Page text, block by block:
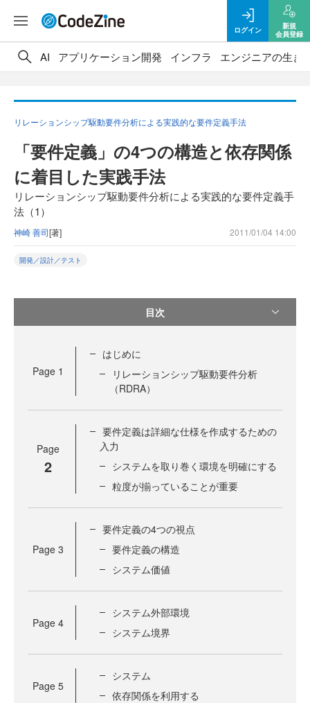
ログイン
新規
会員登録
AI アプリケーション開発 インフラ エンジニアの生き
リレーションシップ駆動要件分析による実践的な要件定義手法
「要件定義」の4つの構造と依存関係
に着目した実践手法
リレーションシップ駆動要件分析による実践的な要件定義手
法（1）
神崎 善司[著] 2011/01/04 14:00
開発／設計／テスト
目次
Page 1
はじめに
リレーションシップ駆動要件分析
（RDRA）
Page
2
要件定義は詳細な仕様を作成するための
入力
システムを取り巻く環境を明確にする
粒度が揃っていることが重要
Page 3
要件定義の4つの視点
要件定義の構造
システム価値
Page 4
システム外部環境
システム境界
Page 5
システム
依存関係を利用する